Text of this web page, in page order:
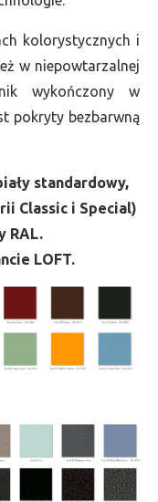
kolorystycznych i
w niepowtarzalnej
wykończony w
pokryty bezbarwną
standardowy,
Classic i Special)
RAL.
LOFT.